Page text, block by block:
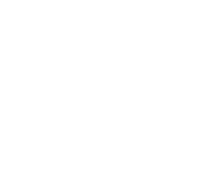
el precio!